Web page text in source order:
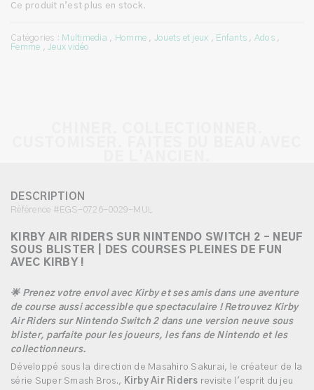
Ce produit n’est plus en stock.
Catégories : Multimedia , Homme , Jouets et jeux , Enfants , Ados,
Femme ,Jeux vidéo
DESCRIPTION
Référence #EGS-0726-0029-MUL
KIRBY AIR RIDERS SUR NINTENDO SWITCH 2 – NEUF
SOUS BLISTER | DES COURSES PLEINES DE FUN
AVEC KIRBY !
🌟 Prenez votre envol avec Kirby et ses amis dans une aventure
de course aussi accessible que spectaculaire ! Retrouvez Kirby
Air Riders sur Nintendo Switch 2 dans une version neuve sous
blister, parfaite pour les joueurs, les fans de Nintendo et les
collectionneurs.
Développé sous la direction de Masahiro Sakurai, le créateur de la
série Super Smash Bros., Kirby Air Riders revisite l'esprit du jeu